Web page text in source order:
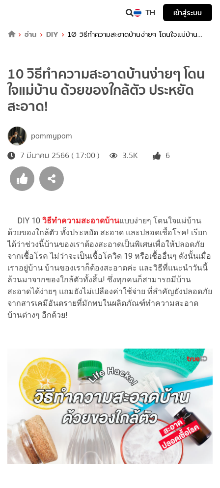
TH
เข้าสู่ระบบ
อ่าน
DIY
10 วิธีทำความสะอาดบ้านง่ายๆ โดนใจแม่บ้าน
ด้วยของใกล้ตัว ประหยัด สะอาด!
10 วิธีทำความสะอาดบ้านง่ายๆ โดน
ใจแม่บ้าน ด้วยของใกล้ตัว ประหยัด
สะอาด!
pommypom
7 มีนาคม 2566 ( 17:00 )
3.5K 6
DIY 10 วิธีทำความสะอาดบ้านแบบง่ายๆ โดนใจแม่บ้าน
ด้วยของใกล้ตัว ทั้งประหยัด สะอาด และปลอดเชื้อโรค! เรียก
ได้ว่าช่วงนี้บ้านของเราต้องสะอาดเป็นพิเศษเพื่อให้ปลอดภัย
จากเชื้อโรค ไม่ว่าจะเป็นเชื้อโควิด 19 หรือเชื้ออื่นๆ ดังนั้นเมื่อ
เราอยู่บ้าน บ้านของเราก็ต้องสะอาดค่ะ และวิธีที่แนะนำวันนี้
ล้วนมาจากของใกล้ตัวทั้งสิ้น! ซึ่งทุกคนก็สามารถมีบ้าน
สะอาดได้ง่ายๆ แถมยังไม่เปลืองค่าใช้จ่าย ที่สำคัญยังปลอดภัย
จากสารเคมีอันตรายที่มักพบในผลิตภัณฑ์ทำความสะอาด
บ้านต่างๆ อีกด้วย!